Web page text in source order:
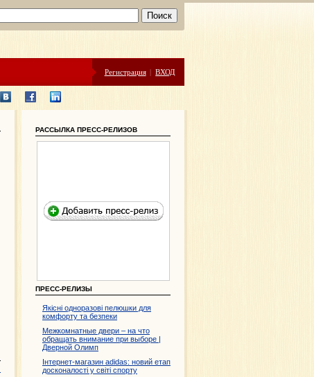
Регистрация | ВХОД
РАССЫЛКА ПРЕСС-РЕЛИЗОВ
ПРЕСС-РЕЛИЗЫ
Якісні одноразові пелюшки для
комфорту та безпеки
Межкомнатные двери – на что
обращать внимание при выборе |
Дверной Олимп
Інтернет-магазин adidas: новий етап
досконалості у світі спорту